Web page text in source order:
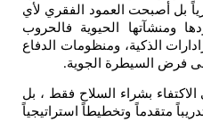
بل أصبحت العمود الفقري لأي
ومنشآتها الحيوية فالحروب
الذكية، ومنظومات الدفاع
فرض السيطرة الجوية.
الاكتفاء بشراء السلاح فقط ، بل
متقدماً وتخطيطاً استراتيجياً